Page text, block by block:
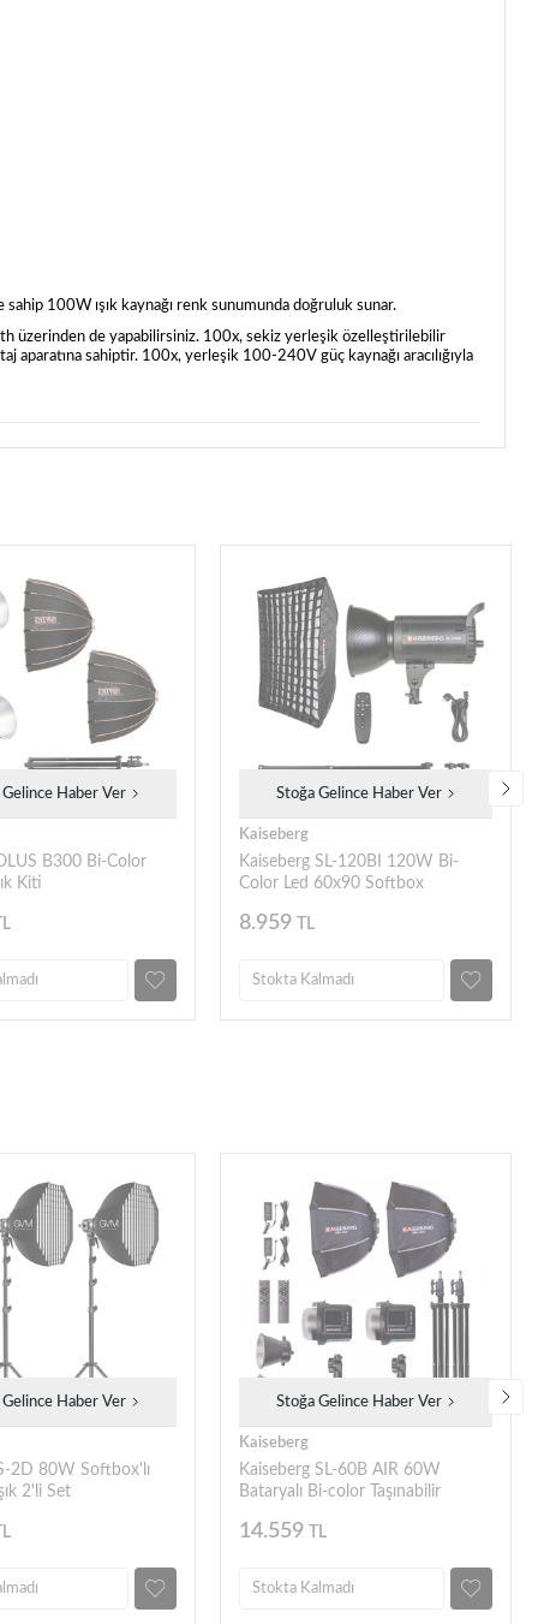
100W ışık kaynağı renk sunumunda doğruluk sunar.
üzerinden de yapabilirsiniz. 100x, sekiz yerleşik özelleştirilebilir
sahiptir. 100x, yerleşik 100-240V güç kaynağı aracılığıyla
Gelince Haber Ver
B300 Bi-Color
Kiti
TL
Stoğa Gelince Haber Ver
Kaiseberg
Kaiseberg SL-120BI 120W Bi-
Color Led 60x90 Softbox
8.959 TL
Stokta Kalmadı
Gelince Haber Ver
2D 80W Softbox'lı
2'li Set
TL
Stoğa Gelince Haber Ver
Kaiseberg
Kaiseberg SL-60B AIR 60W
Bataryalı Bi-color Taşınabilir
14.559 TL
Stokta Kalmadı